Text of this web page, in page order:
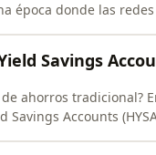
época donde las
Savings
ahorros tradicional?
Accounts